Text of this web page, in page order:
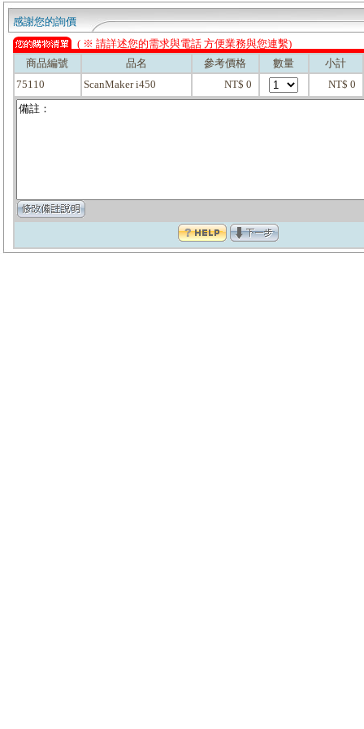
感謝您的詢價
( ※ 請詳述您的需求與電話 方便業務與您連繫)
商品編號
品名 參考價格 數量
小計
75110
ScanMaker i450 NT$ 0 NT$ 0